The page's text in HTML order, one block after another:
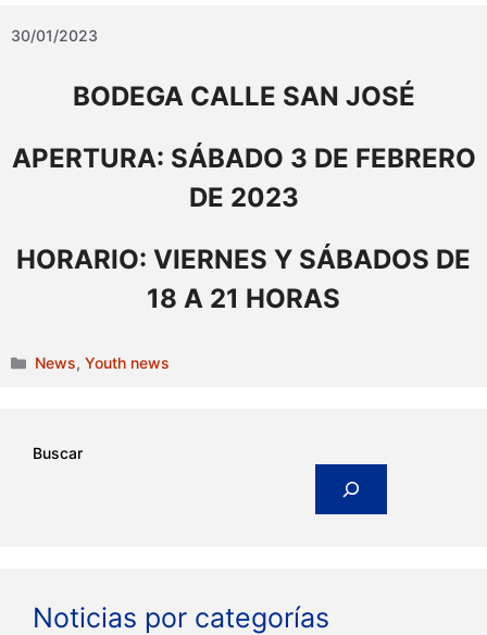
30/01/2023
BODEGA CALLE SAN JOSÉ
APERTURA: SÁBADO 3 DE FEBRERO
DE 2023
HORARIO: VIERNES Y SÁBADOS DE
18 A 21 HORAS
Categories
News,Youth news
Buscar
Noticias por categorías